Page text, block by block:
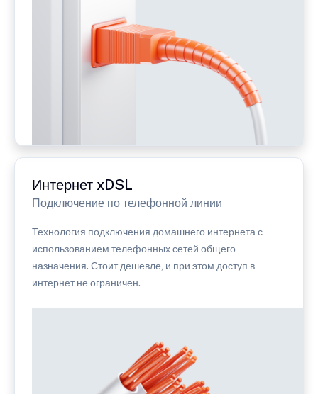
Интернет xDSL
Подключение по телефонной линии
Технология подключения домашнего интернета с
использованием телефонных сетей общего
назначения. Стоит дешевле, и при этом доступ в
интернет не ограничен.